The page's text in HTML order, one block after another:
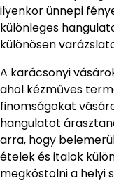
ilyenkor ünnepi
különleges
különösen
A karácsonyi
ahol kézműves
finomságokat
hangulatot
arra, hogy
ételek és italok
megkóstolni a helyi